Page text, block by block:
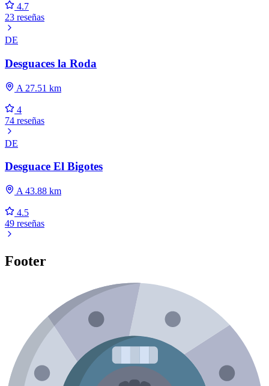
4.7
23 reseñas
DE
Desguaces la Roda
A 27.51 km
4
74 reseñas
DE
Desguace El Bigotes
A 43.88 km
4.5
49 reseñas
Footer